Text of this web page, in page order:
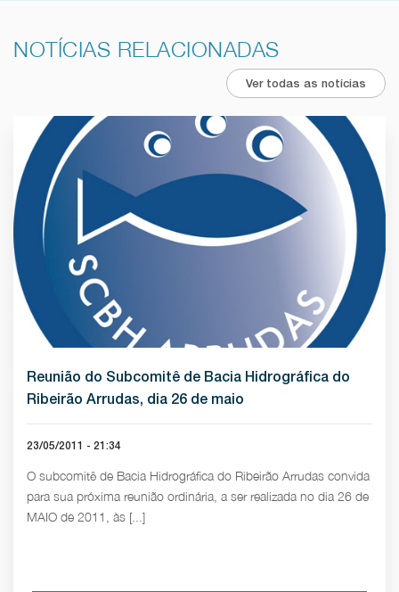
NOTÍCIAS RELACIONADAS
Ver todas as notícias
Reunião do Subcomitê de Bacia Hidrográfica do
Ribeirão Arrudas, dia 26 de maio
23/05/2011 - 21:34
O subcomitê de Bacia Hidrográfica do Ribeirão Arrudas convida
para sua próxima reunião ordinária, a ser realizada no dia 26 de
MAIO de 2011, às [...]